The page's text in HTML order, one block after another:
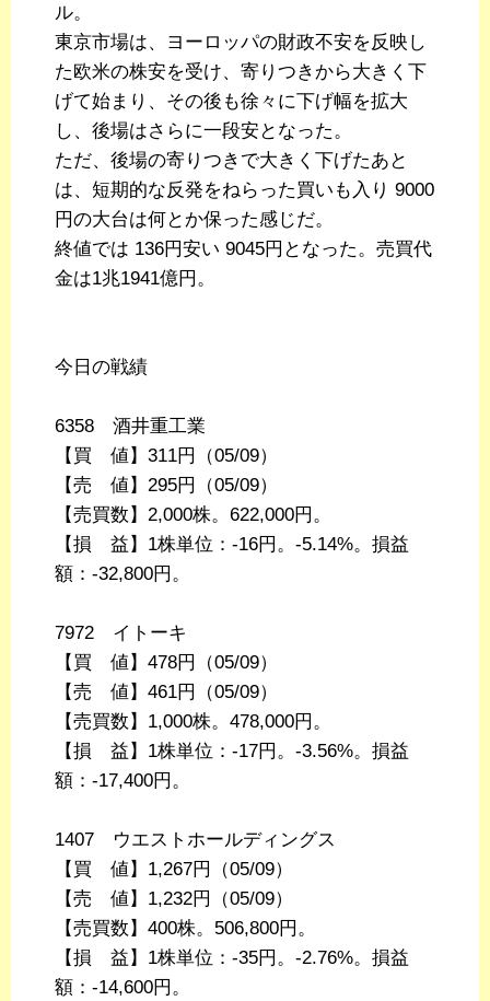
ル。
東京市場は、ヨーロッパの財政不安を反映し
た欧米の株安を受け、寄りつきから大きく下
げて始まり、その後も徐々に下げ幅を拡大
し、後場はさらに一段安となった。
ただ、後場の寄りつきで大きく下げたあと
は、短期的な反発をねらった買いも入り 9000
円の大台は何とか保った感じだ。
終値では 136円安い 9045円となった。売買代
金は1兆1941億円。
今日の戦績
6358 酒井重工業
【買 値】311円（05/09）
【売 値】295円（05/09）
【売買数】2,000株。622,000円。
【損 益】1株単位：-16円。-5.14%。損益
額：-32,800円。
7972 イトーキ
【買 値】478円（05/09）
【売 値】461円（05/09）
【売買数】1,000株。478,000円。
【損 益】1株単位：-17円。-3.56%。損益
額：-17,400円。
1407 ウエストホールディングス
【買 値】1,267円（05/09）
【売 値】1,232円（05/09）
【売買数】400株。506,800円。
【損 益】1株単位：-35円。-2.76%。損益
額：-14,600円。